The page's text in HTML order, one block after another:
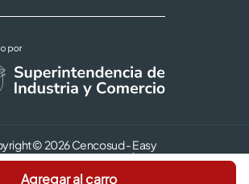
Agregar al carro
© 2026 Cencosud - Easy
Términos y Condiciones |
Seguridad y Privacidad |